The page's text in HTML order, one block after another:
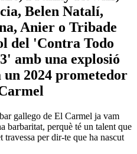
Belen Natalí,
Anier o Tribade
del 'Contra Todo
amb una explosió
un 2024 prometedor
gallego de El Carmel ja vam
barbaritat, perquè té un talent que
travessa per dir-te que ha nascut